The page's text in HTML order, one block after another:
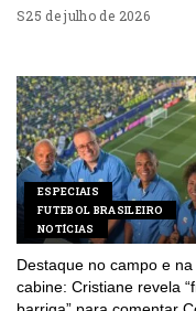
25 de julho de 2026
ESPECIAIS
FUTEBOL BRASILEIRO
NOTÍCIAS
Destaque no campo e na
cabine: Cristiane revela